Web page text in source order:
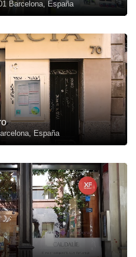
Barcelona, España
España